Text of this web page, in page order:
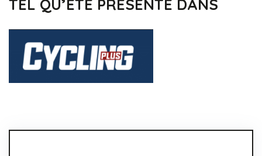
TEL QU’ÉTÉ PRÉSENTÉ DANS